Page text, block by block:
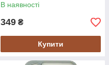
В наявності
349 ₴
Купити